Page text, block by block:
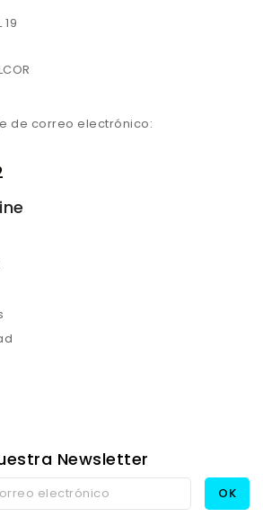
19
de correo electrónico:
Newsletter